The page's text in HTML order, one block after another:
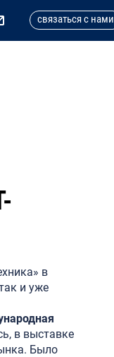
cвязаться с нами
в
и уже
в выставке
Было